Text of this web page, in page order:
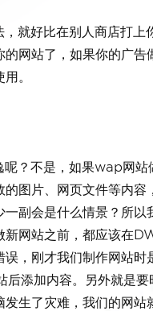
就好比在别人商店打上
网站了，如果你的广
。
？不是，如果wap网
图片、网页文件等内
副会是什么情景？所以
网站之前，都应该在
，刚才我们制作网站
添加内容。另外就是
生了灾难，我们的网